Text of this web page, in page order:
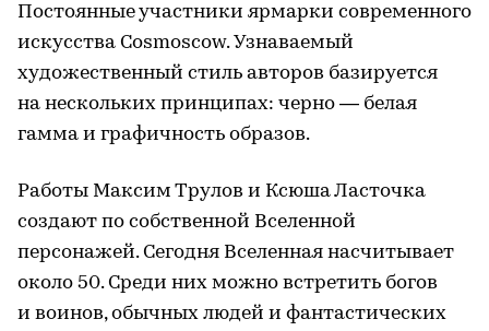
Постоянные участники ярмарки современного
искусства Cosmoscow. Узнаваемый
художественный стиль авторов базируется
на нескольких принципах: черно — белая
гамма и графичность образов.
Работы Максим Трулов и Ксюша Ласточка
создают по собственной Вселенной
персонажей. Сегодня Вселенная насчитывает
около 50. Среди них можно встретить богов
и воинов, обычных людей и фантастических